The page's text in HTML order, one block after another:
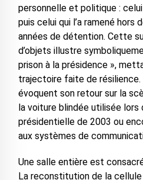
personnelle et politique : celui
puis celui qui l’a ramené hors
années de détention. Cette
d’objets illustre
prison à la présidence »,
trajectoire faite de résilience.
évoquent son retour sur la
la voiture blindée utilisée lors
présidentielle de 2003 ou
aux systèmes de
Une salle entière est
La reconstitution de la